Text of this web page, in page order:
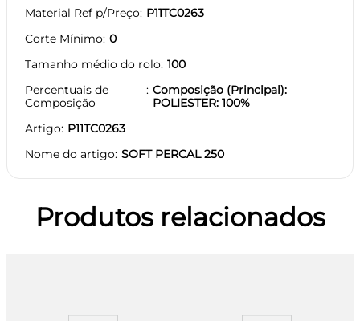
Material Ref p/Preço P11TC0263
Corte Mínimo 0
Tamanho médio do rolo 100
Percentuais de
Composição
Composição (Principal):
POLIESTER: 100%
Artigo P11TC0263
Nome do artigo SOFT PERCAL 250
Produtos relacionados